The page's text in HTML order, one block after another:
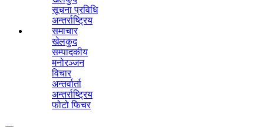
सूचना प्रविधि
अन्तर्राष्ट्रिय
समाचार
खेलकुद
सम्पादकीय
मनोरञ्जन
विचार
अन्तर्वार्ता
अन्तर्राष्ट्रिय
फोटो फिचर